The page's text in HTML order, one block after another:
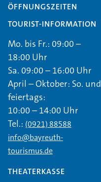
ÖFFNUNGSZEITEN
TOURIST-INFORMATION
Mo. bis Fr.: 09:00 –
18:00 Uhr
Sa. 09:00 – 16:00 Uhr
April – Oktober: So. und
feiertags:
10:00 – 14:00 Uhr
Tel.: (0921) 88588
info@bayreuth-
tourismus.de
THEATERKASSE